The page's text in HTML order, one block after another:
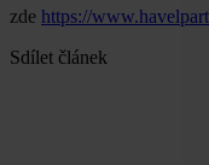
zde https://
Sdílet článek